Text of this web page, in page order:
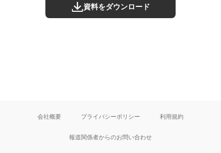
資料をダウンロード
会社概要 プライバシーポリシー 利用規約
報道関係者からのお問い合わせ